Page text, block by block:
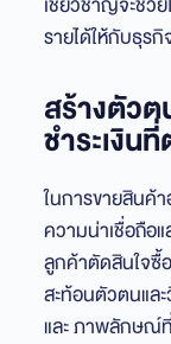
รายได้ให้กับธุร
สร้างตัวต
ชำระเงิน
ในการขายสินค้
ความน่าเชื่อถือ
ลูกค้าตัดสินใจซื้
สะท้อนตัวตนแล
และ ภาพลักษณ์